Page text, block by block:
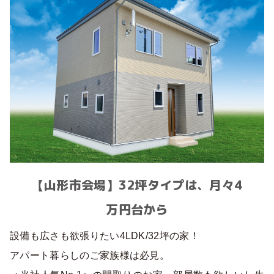
【山形市会場】32坪タイプは、月々4
万円台から
設備も広さも欲張りたい4LDK/32坪の家！
アパート暮らしのご家族様は必見。